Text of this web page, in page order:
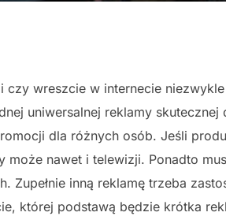
wreszcie w internecie
uniwersalnej reklamy skutecznej
dla różnych osób. Jeśli
nawet i telewizji. Ponadto
Zupełnie inną reklamę trzeba
której podstawą będzie krótka